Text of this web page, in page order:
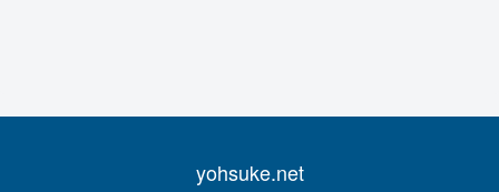
yohsuke.net